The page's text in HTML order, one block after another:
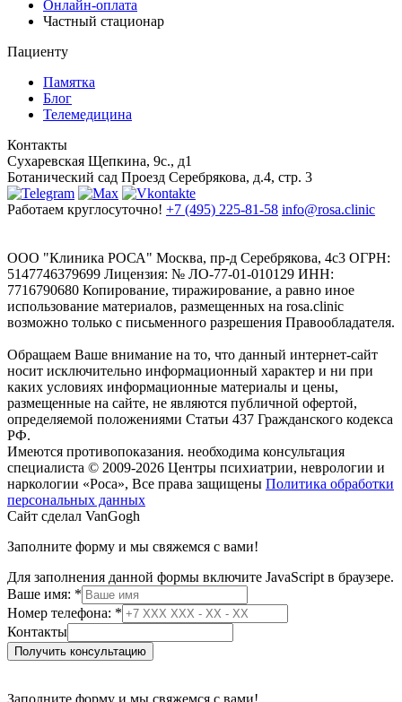
Онлайн-оплата
Частный стационар
Пациенту
Памятка
Блог
Телемедицина
Контакты
Сухаревская Щепкина, 9с., д1
Ботанический сад Проезд Серебрякова, д.4, стр. 3
Работаем круглосуточно! +7 (495) 225-81-58 info@rosa.clinic
ООО "Клиника РОСА" Москва, пр-д Серебрякова, 4с3 ОГРН:
5147746379699 Лицензия: № ЛО-77-01-010129 ИНН:
7716790680 Копирование, тиражирование, а равно иное
использование материалов, размещенных на rosa.clinic
возможно только с письменного разрешения Правообладателя.
Обращаем Ваше внимание на то, что данный интернет-сайт
носит исключительно информационный характер и ни при
каких условиях информационные материалы и цены,
размещенные на сайте, не являются публичной офертой,
определяемой положениями Статьи 437 Гражданского кодекса
РФ.
Имеются противопоказания. необходима консультация
специалиста © 2009-2026 Центры психиатрии, неврологии и
наркологии «Роса», Все права защищены Политика обработки
персональных данных
Сайт сделал VanGogh
Заполните форму и мы свяжемся с вами!
Для заполнения данной формы включите JavaScript в браузере.
Номер
имя:
телефона:
Ваше имя: *
Номер телефона: *
Контакты
Получить консультацию